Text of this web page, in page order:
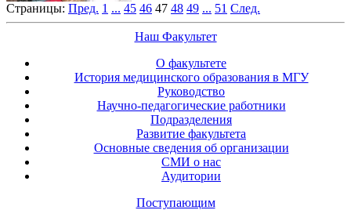
Страницы: Пред. 1 ... 45 46 47 48 49 ... 51 След.
Наш Факультет
О факультете
История медицинского образования в МГУ
Руководство
Научно-педагогические работники
Подразделения
Развитие факультета
Основные сведения об организации
СМИ о нас
Аудитории
Поступающим